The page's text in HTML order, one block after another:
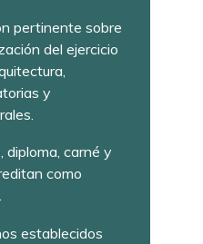
pertinente sobre
del ejercicio
y
diploma, carné y
como
establecidos